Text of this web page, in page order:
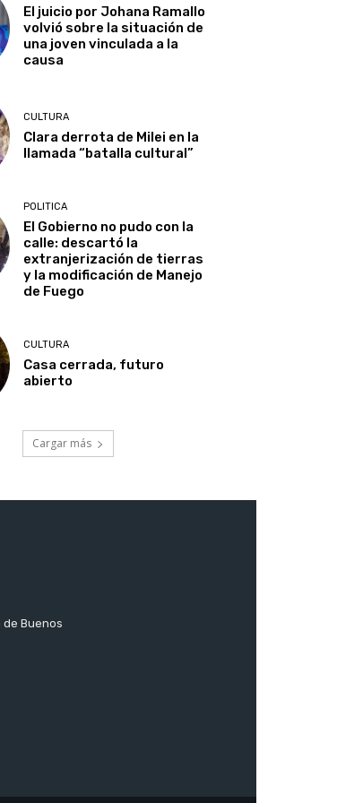
El juicio por Johana Ramallo
volvió sobre la situación de
una joven vinculada a la
causa
CULTURA
Clara derrota de Milei en la
llamada “batalla cultural”
POLITICA
El Gobierno no pudo con la
calle: descartó la
extranjerización de tierras
y la modificación de Manejo
de Fuego
CULTURA
Casa cerrada, futuro
abierto
Cargar más
Buenos